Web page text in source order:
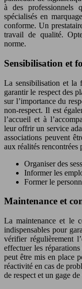
à des professionnels
spécialisés en
conforme. Un
travail de qualité.
norme.
Sensibilisation et
La sensibilisation et la
garantir le respect des
sur l’importance du
non-respect. Il est
l’accueil et à
leur offrir un service
associations peuvent
aux réalités rencontrées
Organiser des
Informer les
Former le
Maintenance et
La maintenance et le
indispensables pour
vérifier régulièrement
effectuer les
peut être mis en place
réactivité en cas de
de respect et un gage de